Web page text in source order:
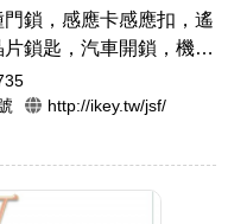
鎖，感應卡感應扣，遙
鎖匙，汽車開鎖，機車
刻印，橡皮章，牛角印
http://ikey.tw/jsf/